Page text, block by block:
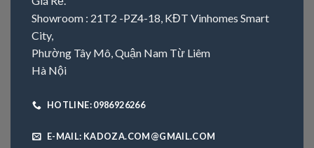
Showroom : 21T2 -PZ4-18, KĐT Vinhomes Smart
City,
Phường Tây Mô, Quận Nam Từ Liêm
Hà Nội
HOTLINE: 0986926266
E-MAIL: KADOZA.COM@GMAIL.COM